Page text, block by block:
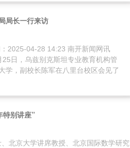
局长一行来访
2025-04-28 14:23 南开新闻网讯
25日，乌兹别克斯坦专业教育机构管
学，副校长陈军在八里台校区会见了
特别讲座”
北京大学讲席教授、北京国际数学研究